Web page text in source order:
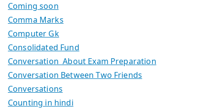
Coming soon
Comma Marks
Computer Gk
Consolidated Fund
Conversation About Exam Preparation
Conversation Between Two Friends
Conversations
Counting in hindi